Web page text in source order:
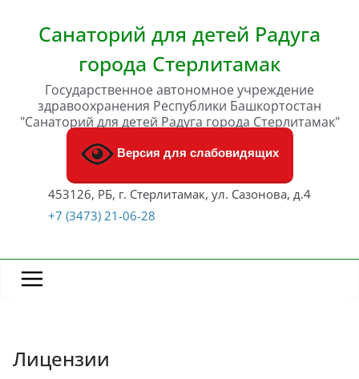
содержимомуСанаторий для детей Радуга
города Стерлитамак
Государственное автономное учреждение
здравоохранения Республики Башкортостан
"Санаторий для детей Радуга города Стерлитамак"
Версия для слабовидящих
453126, РБ, г. Стерлитамак, ул. Сазонова, д.4
+7 (3473) 21-06-28
Лицензии